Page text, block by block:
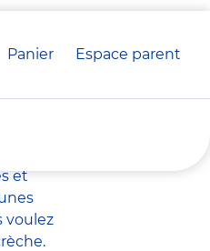
Panier crèche(s)
Espace parent
et
voulez